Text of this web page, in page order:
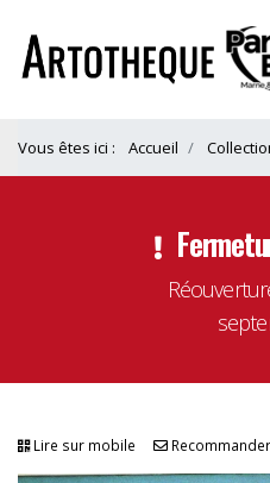
Vous êtes ici : Accueil
Lire sur mobile